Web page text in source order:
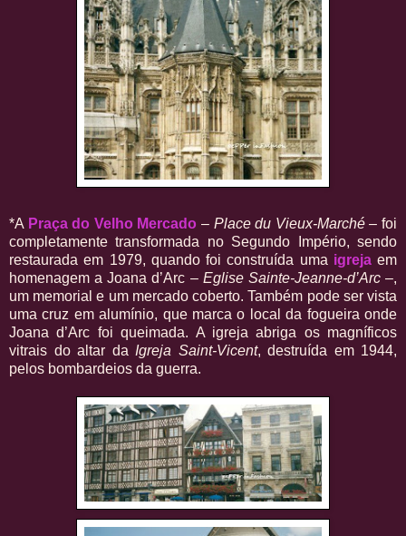
*A Praça do Velho Mercado – Place du Vieux-Marché– foi
completamente transformada no Segundo Império, sendo
restaurada em 1979, quando foi construída uma igrejaem
homenagem a Joana d’Arc – Eglise Sainte-Jeanne-d’Arc–,
um memorial e um mercado coberto. Também pode ser vista
uma cruz em alumínio, que marca o local da fogueira onde
Joana d’Arc foi queimada. A igreja abriga os magníficos
vitrais do altar da Igreja Saint-Vicent, destruída em 1944,
pelos bombardeios da guerra.